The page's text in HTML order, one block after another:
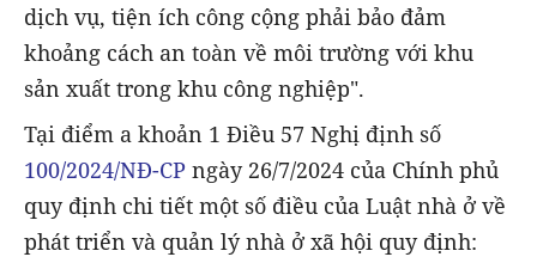
dịch vụ, tiện ích công cộng phải bảo đảm
khoảng cách an toàn về môi trường với khu
sản xuất trong khu công nghiệp".
Tại điểm a khoản 1 Điều 57 Nghị định số
100/2024/NĐ-CP ngày 26/7/2024 của Chính phủ
quy định chi tiết một số điều của Luật nhà ở về
phát triển và quản lý nhà ở xã hội quy định: